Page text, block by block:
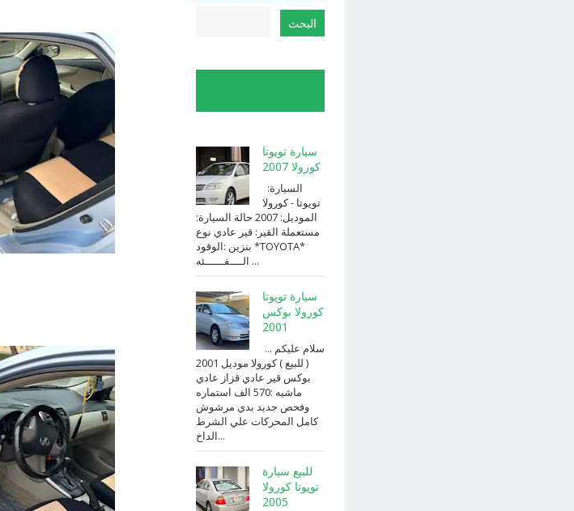
سيارة تويوتا
كورولا 2007
⁨تويوتا⁩ - ⁨كورولا⁩
الموديل: ⁨2007⁩ حالة السيارة:
⁨مستعملة⁩ القير: ⁨قير عادي⁩ نوع
الوقود: ⁨بنزين⁩ *TOYOTA*
الــــفــــــئه ...
سيارة تويوتا
كورولا بوكس
2001
سلام عليكم ...
( للبيع ) كورولا موديل 2001
بوكس قير عادي قزاز عادي
ماشيه :570 الف استماره
وفحص جديد بدي مرشوش
كامل المحركات علي الشرط
الداخ...
للبيع سيارة
تويوتا كورولا
2005